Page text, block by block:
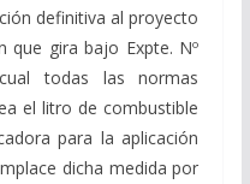
definitiva al proyecto
que gira bajo Expte. Nº
todas las normas
el litro de combustible
para la aplicación
dicha medida por